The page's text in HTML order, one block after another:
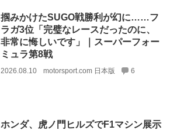
掴みかけたSUGO戦勝利が幻に……フ
ラガ3位「完璧なレースだったのに、
非常に悔しいです」｜スーパーフォー
ミュラ第8戦
2026.08.10 motorsport.com 日本版 6
ホンダ、虎ノ門ヒルズでF1マシン展示